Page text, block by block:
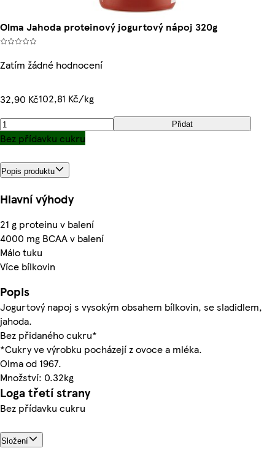
Olma Jahoda proteinový jogurtový nápoj 320g
Zatím žádné hodnocení
32,90 Kč102,81 Kč/kg
Přidat
Bez přídavku cukru
Popis produktu
Hlavní výhody
21 g proteinu v balení
4000 mg BCAA v balení
Málo tuku
Více bílkovin
Popis
Jogurtový napoj s vysokým obsahem bílkovin, se sladidlem,
jahoda.
Bez přidaného cukru*
*Cukry ve výrobku pocházejí z ovoce a mléka.
Olma od 1967.
Množství: 0.32kg
Loga třetí strany
Bez přídavku cukru
Složení